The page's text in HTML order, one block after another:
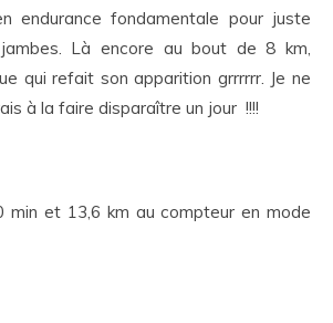
endurance fondamentale pour juste
Là encore au bout de 8 km,
qui refait son apparition grrrrrr. Je ne
à la faire disparaître un jour !!!!
min et 13,6 km au compteur en mode